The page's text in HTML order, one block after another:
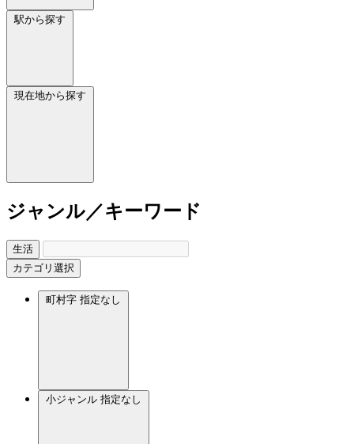
駅から探す
現在地から探す
ジャンル／キーワード
生活
カテゴリ選択
町村字 指定なし
小ジャンル 指定なし